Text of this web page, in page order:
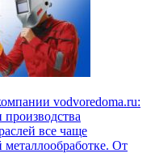
vodvoredoma.ru:
все чаще
От